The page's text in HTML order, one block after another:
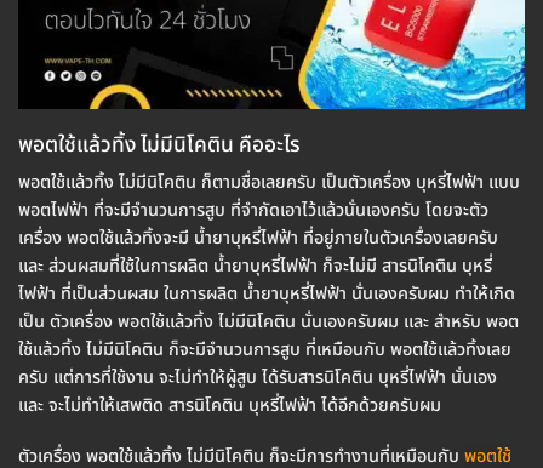
พอตใช้แล้วทิ้ง ไม่มีนิโคติน คืออะไร
พอตใช้แล้วทิ้ง ไม่มีนิโคติน ก็ตามชื่อเลยครับ เป็นตัวเครื่อง บุหรี่ไฟฟ้า แบบ
พอตไฟฟ้า ที่จะมีจำนวนการสูบ ที่จำกัดเอาไว้แล้วนั่นเองครับ โดยจะตัว
เครื่อง พอตใช้แล้วทิ้งจะมี น้ำยาบุหรี่ไฟฟ้า ที่อยู่ภายในตัวเครื่องเลยครับ
และ ส่วนผสมที่ใช้ในการผลิต น้ำยาบุหรี่ไฟฟ้า ก็จะไม่มี สารนิโคติน บุหรี่
ไฟฟ้า ที่เป็นส่วนผสม ในการผลิต น้ำยาบุหรี่ไฟฟ้า นั่นเองครับผม ทำให้เกิด
เป็น ตัวเครื่อง พอตใช้แล้วทิ้ง ไม่มีนิโคติน นั่นเองครับผม และ สำหรับ พอต
ใช้แล้วทิ้ง ไม่มีนิโคติน ก็จะมีจำนวนการสูบ ที่เหมือนกับ พอตใช้แล้วทิ้งเลย
ครับ แต่การที่ใช้งาน จะไม่ทำให้ผู้สูบ ได้รับสารนิโคติน บุหรี่ไฟฟ้า นั่นเอง
และ จะไม่ทำให้เสพติด สารนิโคติน บุหรี่ไฟฟ้า ได้อีกด้วยครับผม
ตัวเครื่อง พอตใช้แล้วทิ้ง ไม่มีนิโคติน ก็จะมีการทำงานที่เหมือนกับ พอตใช้